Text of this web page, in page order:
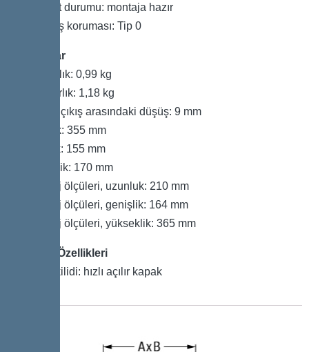
Teslimat durumu: montaja hazır
Geri akış koruması: Tip 0
Boyutlar
Net ağırlık: 0,99 kg
Brüt ağırlık: 1,18 kg
Giriş ve çıkış arasındaki düşüş: 9 mm
Uzunluk: 355 mm
Genişlik: 155 mm
Yükseklik: 170 mm
Ambalaj ölçüleri, uzunluk: 210 mm
Ambalaj ölçüleri, genişlik: 164 mm
Ambalaj ölçüleri, yükseklik: 365 mm
Kapak Özellikleri
Kapak kilidi: hızlı açılır kapak